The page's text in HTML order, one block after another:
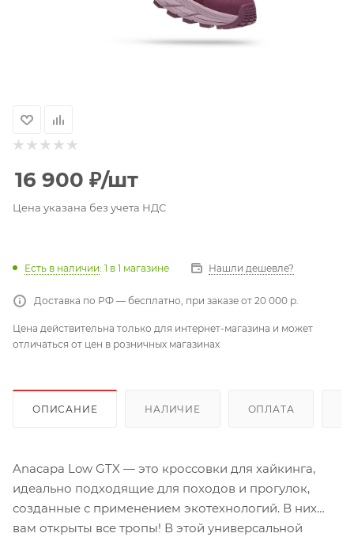
16 900 ₽/шт
Цена указана без учета НДС
Есть в наличии: 1 в 1 магазине Нашли дешевле?
Доставка по РФ — бесплатно, при заказе от 20 000 р.
Цена действительна только для интернет-магазина и может
отличаться от цен в розничных магазинах
ОПИСАНИЕ НАЛИЧИЕ ОПЛАТА
Anacapa Low GTX — это кроссовки для хайкинга,
идеально подходящие для походов и прогулок,
созданные с применением экотехнологий. В них
вам открыты все тропы! В этой универсальной